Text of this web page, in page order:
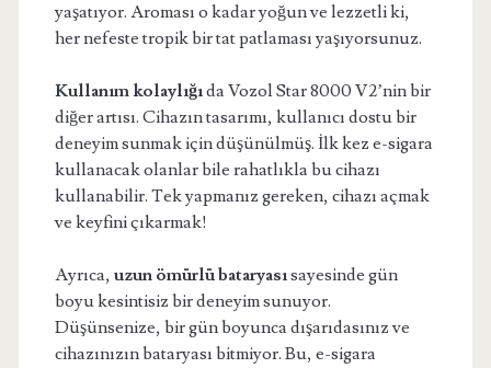
yaşatıyor. Aroması o kadar yoğun ve lezzetli ki,
her nefeste tropik bir tat patlaması yaşıyorsunuz.
Kullanım kolaylığıda Vozol Star 8000 V2’nin bir
diğer artısı. Cihazın tasarımı, kullanıcı dostu bir
deneyim sunmak için düşünülmüş. İlk kez e-sigara
kullanacak olanlar bile rahatlıkla bu cihazı
kullanabilir. Tek yapmanız gereken, cihazı açmak
ve keyfini çıkarmak!
Ayrıca, uzun ömürlü bataryasısayesinde gün
boyu kesintisiz bir deneyim sunuyor.
Düşünsenize, bir gün boyunca dışarıdasınız ve
cihazınızın bataryası bitmiyor. Bu, e-sigara